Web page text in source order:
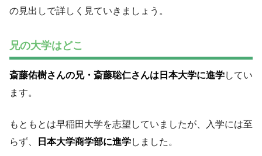
の見出しで詳しく見ていきましょう。
兄の大学はどこ
斎藤佑樹さんの兄・斎藤聡仁さんは日本大学に進学してい
ます。
もともとは早稲田大学を志望していましたが、入学には至
らず、
日本大学商学部に進学しました。